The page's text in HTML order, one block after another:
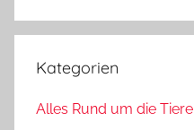
Kategorien
Alles Rund um die Tiere